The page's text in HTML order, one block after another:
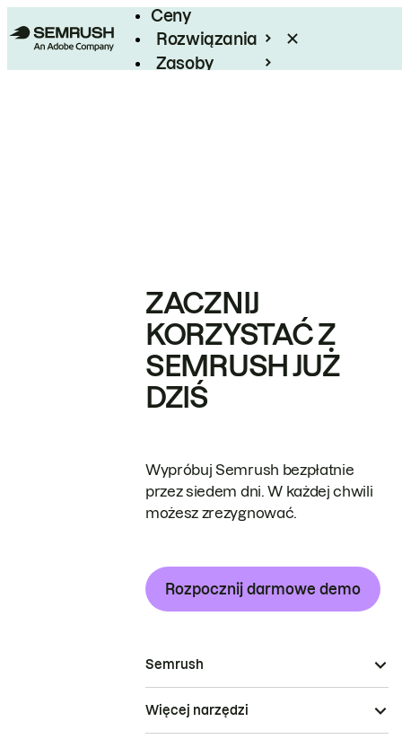
Ceny
Rozwiązania
Zasoby
ZACZNIJ
KORZYSTAĆ Z
SEMRUSH JUŻ
DZIŚ
Wypróbuj Semrush bezpłatnie
przez siedem dni. W każdej chwili
możesz zrezygnować.
Rozpocznij darmowe demo
Semrush
Więcej narzędzi